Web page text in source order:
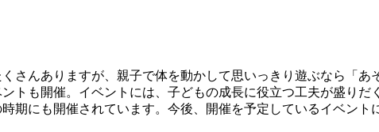
さんありますが、親子で体を動かして思いっきり遊ぶなら「あ
トも開催。イベントには、子どもの成長に役立つ工夫が盛り
期にも開催されています。今後、開催を予定しているイベント